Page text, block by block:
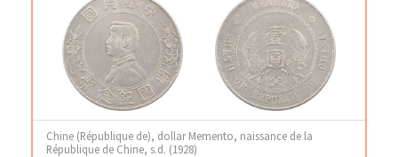
Chine (République de), dollar Memento, naissance de la
République de Chine, s.d. (1928)